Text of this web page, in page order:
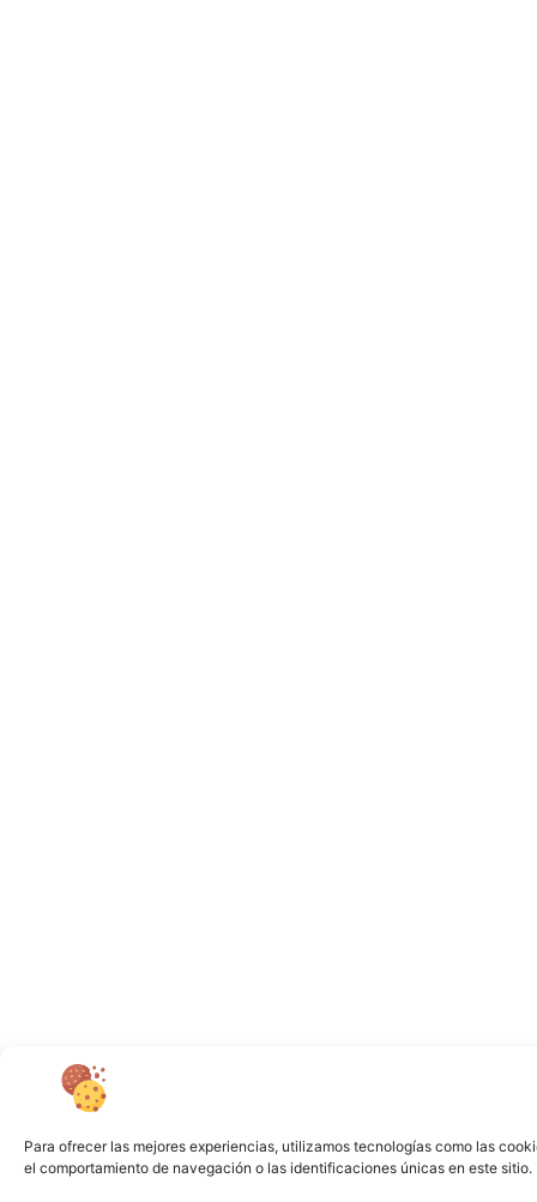
Para ofrecer las mejores experiencias, utilizamos tecnologías como las
el comportamiento de navegación o las identificaciones únicas en este